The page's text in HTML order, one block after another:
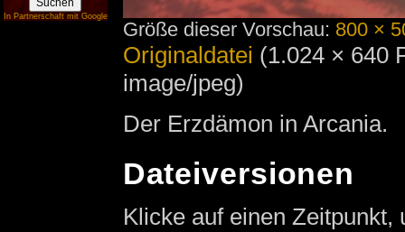
In Partnerschaft mit Google
Größe dieser Vorschau: 800 ×
Originaldatei (1.024 × 640
image/jpeg)
Der Erzdämon in Arcania.
Dateiversionen
Klicke auf einen